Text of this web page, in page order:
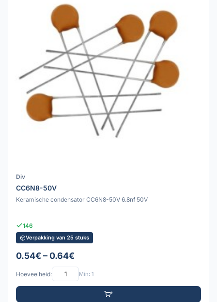
Div
CC6N8-50V
Keramische condensator CC6N8-50V 6.8nf 50V
146
Verpakking van 25 stuks
0.54€ – 0.64€
Hoeveelheid: Min: 1